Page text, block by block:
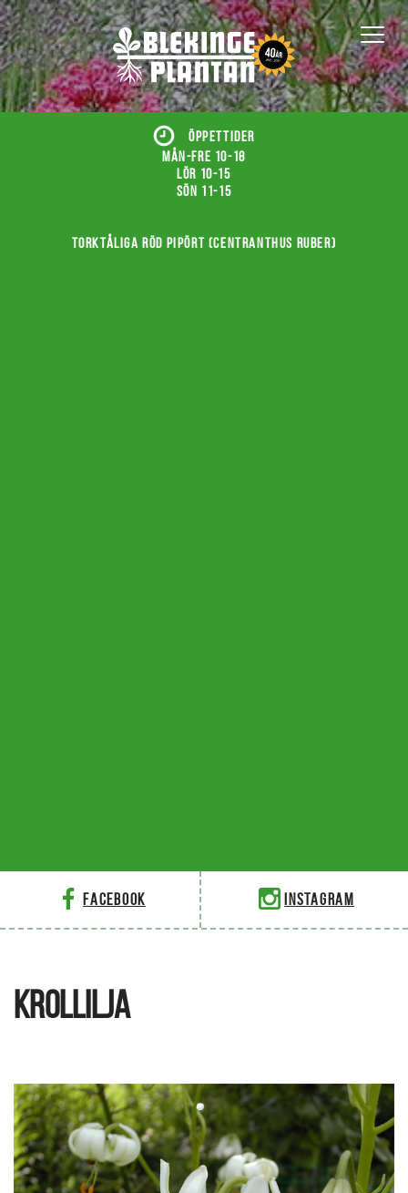
ÖPPETTIDER
Mån-fre 10-18
Lör 10-15
Sön 11-15
Torktåliga röd pipört (Centranthus ruber)
Facebook Instagram
KROLLILJA